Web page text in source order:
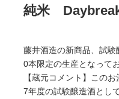
純米
藤井酒造の新商品、試
0本限定の生産となって
【蔵元コメント】この
7年度の試験醸造酒とし